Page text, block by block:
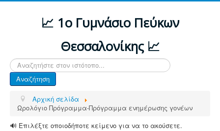
📈 1ο Γυμνάσιο Πεύκων
Θεσσαλονίκης 📈
Αναζήτηση...
Αναζήτηση
Αρχική σελίδα
Ωρολόγιο Πρόγραμμα-Πρόγραμμα ενημέρωσης γονέων
🔊 Επιλέξτε οποιοδήποτε κείμενο για να το ακούσετε.